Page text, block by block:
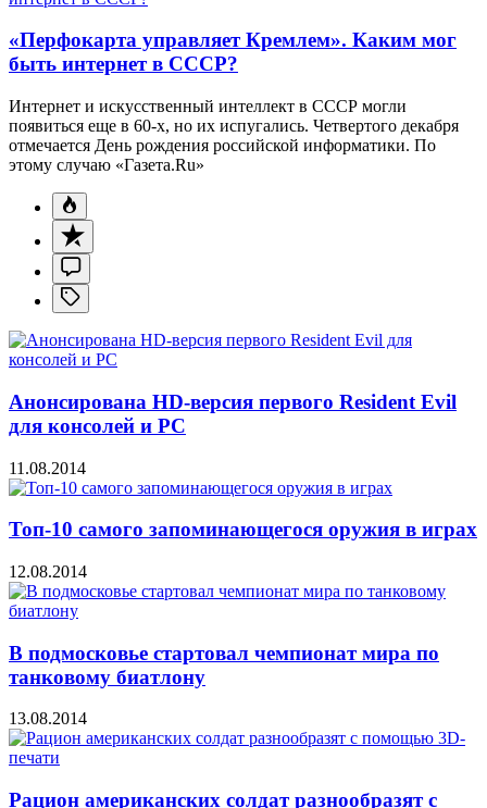
«Перфокарта управляет Кремлем». Каким мог
быть интернет в СССР?
Интернет и искусственный интеллект в СССР могли
появиться еще в 60-х, но их испугались. Четвертого декабря
отмечается День рождения российской информатики. По
этому случаю «Газета.Ru»
Анонсирована HD-версия первого Resident Evil
для консолей и PC
11.08.2014
Топ-10 самого запоминающегося оружия в играх
12.08.2014
В подмосковье стартовал чемпионат мира по
танковому биатлону
13.08.2014
Рацион американских солдат разнообразят с